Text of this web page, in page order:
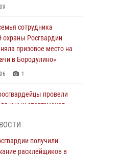
сотрудника
охраны Росгвардии
призовое место на
в Бородулино»
1
провели
юных спортсменов
женщину в
получили
расклейщиков в